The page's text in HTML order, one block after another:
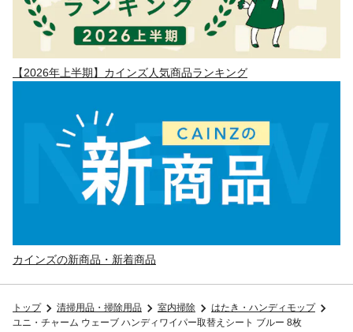
【2026年上半期】カインズ人気商品ランキング
カインズの新商品・新着商品
トップ 清掃用品・掃除用品 室内掃除
はたき・ハンディモップ
ユニ・チャーム ウェーブ ハンディワイパー取替えシート ブルー 8枚